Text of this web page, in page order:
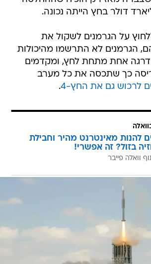
על הגרמנים לשקול את
30 שלהם, הגרמנים לא התרשמו מהיכולות
אחת מתחת לחץ, ומקדמים
כך שתכסה את כל מערב
לרכוש גם את החץ-4 .
להנות מאינטרנט מהיר וחבילת
בזול? זה אפשרי!
וואלה פייבר